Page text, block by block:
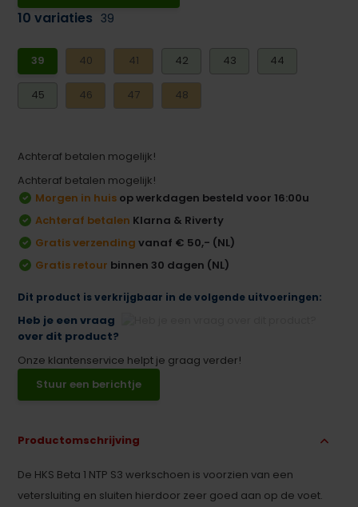
10 variaties 39
39 40 41 42 43 44
45 46 47 48
Achteraf betalen mogelijk!
Achteraf betalen mogelijk!
Morgen in huis op werkdagen besteld voor 16:00u
Achteraf betalen Klarna & Riverty
Gratis verzending vanaf € 50,- (NL)
Gratis retour binnen 30 dagen (NL)
Dit product is verkrijgbaar in de volgende uitvoeringen:
Heb je een vraag
over dit product?
Onze klantenservice helpt je graag verder!
Stuur een berichtje
Productomschrijving
De HKS Beta 1 NTP S3 werkschoen is voorzien van een
vetersluiting en sluiten hierdoor zeer goed aan op de voet.